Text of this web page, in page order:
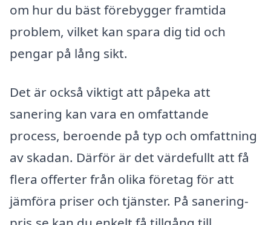
om hur du bäst förebygger framtida
problem, vilket kan spara dig tid och
pengar på lång sikt.
Det är också viktigt att påpeka att
sanering kan vara en omfattande
process, beroende på typ och omfattning
av skadan. Därför är det värdefullt att få
flera offerter från olika företag för att
jämföra priser och tjänster. På sanering-